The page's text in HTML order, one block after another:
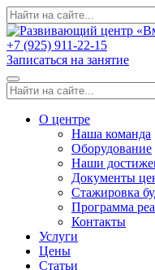
Skip
to
content
Поиск
по:
+7 (925) 911-22-15
Записаться на занятие
Menu
Поиск
по:
О центре
Наша команда
Оборудование
Наши
Документы
Стажировка
Программа
Контакты
Услуги
Цены
Статьи